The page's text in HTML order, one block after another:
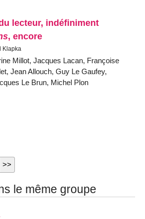
lecteur, indéfiniment
, encore
Klapka
Millot, Jacques Lacan, Françoise
Jean Allouch, Guy Le Gaufey,
Le Brun, Michel Plon
le même groupe